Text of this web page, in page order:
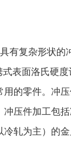
有复杂形状的
表面洛氏硬
的零件。冲
压件加工包括
轧为主）的金